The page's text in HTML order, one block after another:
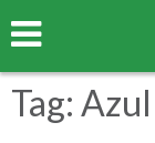
Tag: Azul